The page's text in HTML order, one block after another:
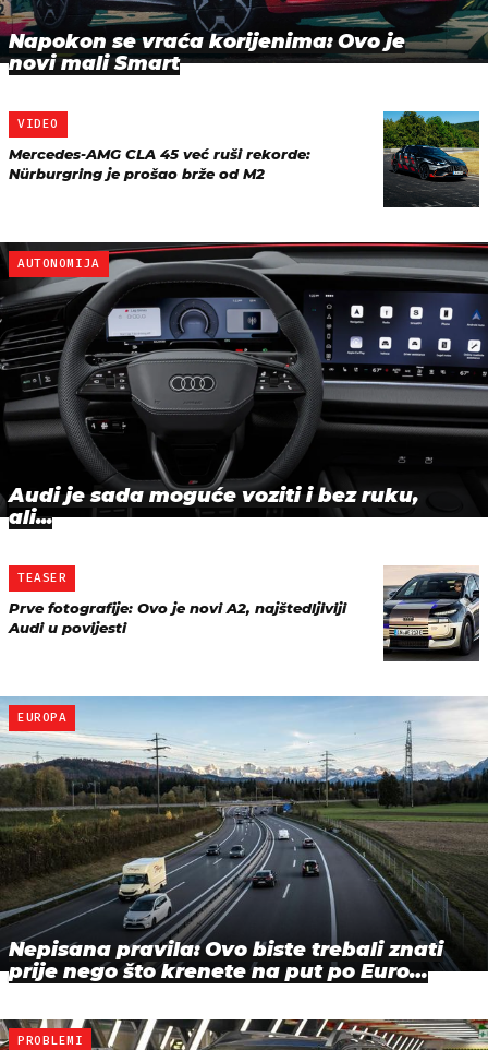
Napokon se vraća korijenima: Ovo je
novi mali Smart
VIDEO
Mercedes-AMG CLA 45 već ruši rekorde:
Nürburgring je prošao brže od M2
AUTONOMIJA
Audi je sada moguće voziti i bez ruku,
ali...
TEASER
Prve fotografije: Ovo je novi A2, najštedljiviji
Audi u povijesti
EUROPA
Nepisana pravila: Ovo biste trebali znati
prije nego što krenete na put po Euro…
PROBLEMI